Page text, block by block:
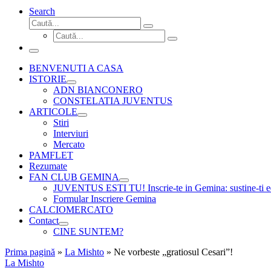
Search
Căutare
Caută...
Căutare
Caută...
Meniu
BENVENUTI A CASA
ISTORIE
ADN BIANCONERO
CONSTELATIA JUVENTUS
ARTICOLE
Stiri
Interviuri
Mercato
PAMFLET
Rezumate
FAN CLUB GEMINA
JUVENTUS ESTI TU! Inscrie-te in Gemina: sustine-ti
Formular Inscriere Gemina
CALCIOMERCATO
Contact
CINE SUNTEM?
Prima pagină » La Mishto » Ne vorbeste „gratiosul Cesari”!
La Mishto